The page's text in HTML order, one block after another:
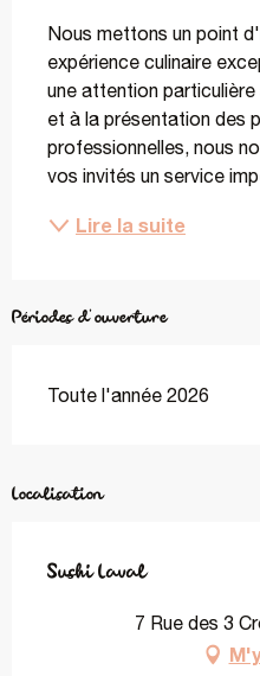
Nous mettons un point
expérience culinaire
une attention particulière
et à la présentation des
professionnelles, nous
vos invités un service
Lire la suite
Périodes d'ouverture
Toute l'année 2026
Localisation
Sushi Laval
7 Rue des 3